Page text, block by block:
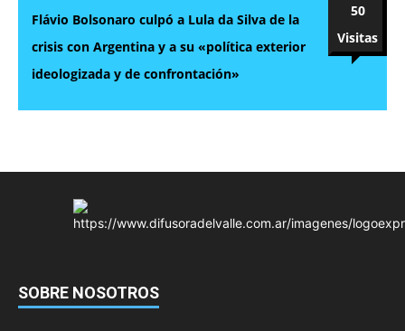
Flávio Bolsonaro culpó a Lula da Silva de la
crisis con Argentina y a su «política exterior
ideologizada y de confrontación»
50
Visitas
SOBRE NOSOTROS